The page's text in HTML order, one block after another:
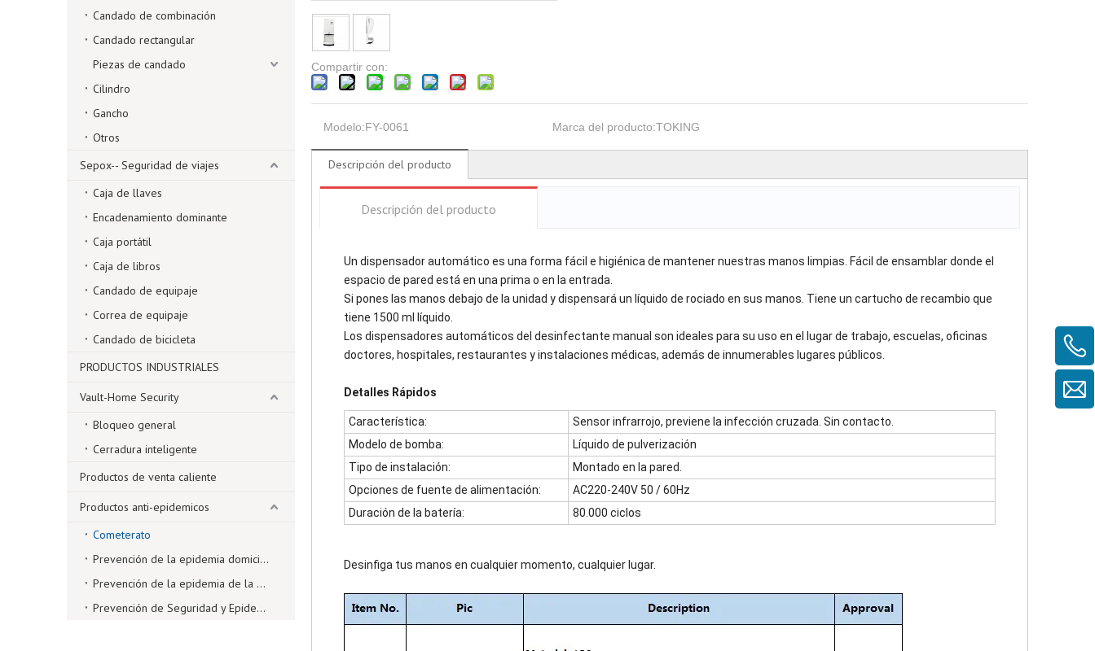
Candado de combinación
Candado rectangular
Piezas de candado
Cilindro
Gancho
Otros
Sepox-- Seguridad de viajes
Caja de llaves
Encadenamiento dominante
Caja portátil
Caja de libros
Candado de equipaje
Correa de equipaje
Candado de bicicleta
PRODUCTOS INDUSTRIALES
Vault-Home Security
Bloqueo general
Cerradura inteligente
Productos de venta caliente
Productos anti-epidemicos
Cometerato
Prevención de la epidemia domiciliaria
Prevención de la epidemia de la oficina
Prevención de Seguridad y Epidemia
Compartir con:
Modelo:FY-0061 Marca del producto:TOKING
Descripción del producto
Descripción del producto
Un dispensador automático es una forma fácil e higiénica de mantener nuestras manos limpias. Fácil de ensamblar donde el
espacio de pared está en una prima o en la entrada.
Si pones las manos debajo de la unidad y dispensará un líquido de rociado en sus manos. Tiene un cartucho de recambio que
tiene 1500 ml líquido.
Los dispensadores automáticos del desinfectante manual son ideales para su uso en el lugar de trabajo, escuelas, oficinas
doctores, hospitales, restaurantes y instalaciones médicas, además de innumerables lugares públicos.
Detalles Rápidos
Característica:
Sensor infrarrojo, previene la infección cruzada. Sin contacto.
Modelo de bomba:
Líquido de pulverización
Tipo de instalación:
Montado en la pared.
Opciones de fuente de alimentación:
AC220-240V 50 / 60Hz
Duración de la batería:
80.000 ciclos
Desinfiga tus manos en cualquier momento, cualquier lugar.